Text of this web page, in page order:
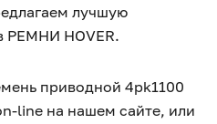
лучшую
РЕМНИ HOVER.
приводной 4pk1100
line на нашем сайте, или